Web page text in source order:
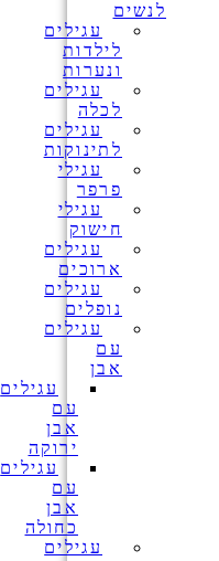
לנשים
עגילים
לילדות
ונערות
עגילים
לכלה
עגילים
לתינוקות
עגילי
פרפר
עגילי
חישוק
עגילים
ארוכים
עגילים
נופלים
עגילים
עם
אבן
עגילים
עם
אבן
ירוקה
עגילים
עם
אבן
כחולה
עגילים